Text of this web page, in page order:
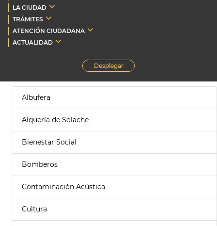
LA CIUDAD
TRÁMITES
ATENCIÓN CIUDADANA
ACTUALIDAD
Desplegar
Albufera
Alquería de Solache
Bienestar Social
Bomberos
Contaminación Acústica
Cultura